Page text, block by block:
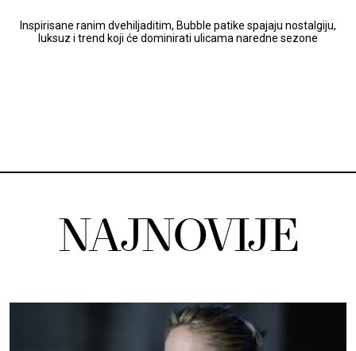
Inspirisane ranim dvehiljaditim, Bubble patike spajaju nostalgiju,
luksuz i trend koji će dominirati ulicama naredne sezone
NAJNOVIJE